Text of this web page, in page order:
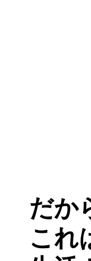
だか
これ